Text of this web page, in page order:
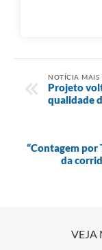
NOTÍCIA MAIS
Projeto
qualidade
“Contagem por
da
VEJA